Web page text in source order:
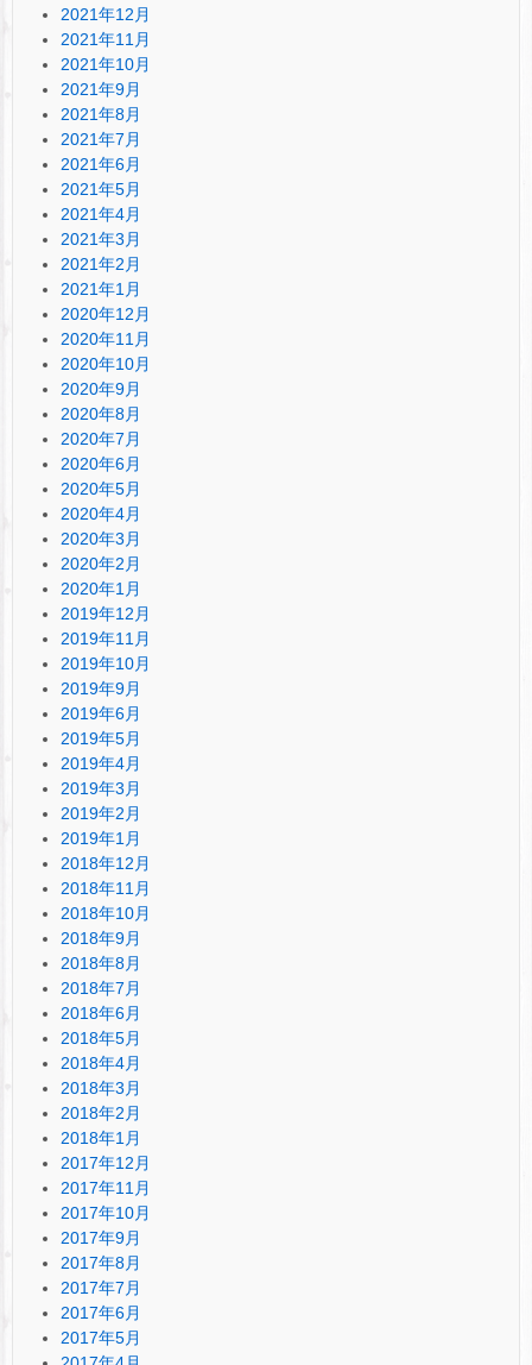
2021年12月
2021年11月
2021年10月
2021年9月
2021年8月
2021年7月
2021年6月
2021年5月
2021年4月
2021年3月
2021年2月
2021年1月
2020年12月
2020年11月
2020年10月
2020年9月
2020年8月
2020年7月
2020年6月
2020年5月
2020年4月
2020年3月
2020年2月
2020年1月
2019年12月
2019年11月
2019年10月
2019年9月
2019年6月
2019年5月
2019年4月
2019年3月
2019年2月
2019年1月
2018年12月
2018年11月
2018年10月
2018年9月
2018年8月
2018年7月
2018年6月
2018年5月
2018年4月
2018年3月
2018年2月
2018年1月
2017年12月
2017年11月
2017年10月
2017年9月
2017年8月
2017年7月
2017年6月
2017年5月